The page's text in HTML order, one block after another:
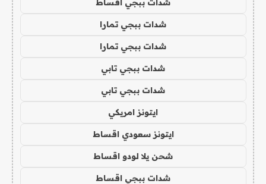
شدات ببجي تمارا
شدات ببجي تمارا
شدات ببجي تابي
شدات ببجي تابي
ايتونز امريكي
ايتونز سعودي اقساط
شحن يلا لودو اقساط
شدات ببجي اقساط